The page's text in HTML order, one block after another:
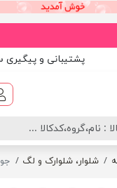
پشتیبانی و پیگیری سفارش
شلوار، شلوارک و لگ